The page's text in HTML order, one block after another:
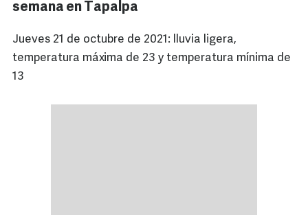
semana en Tapalpa
Jueves 21 de octubre de 2021: lluvia ligera,
temperatura máxima de 23 y temperatura mínima de
13